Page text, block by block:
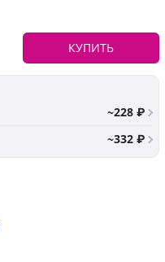
КУПИТЬ
~228 ₽
~332 ₽